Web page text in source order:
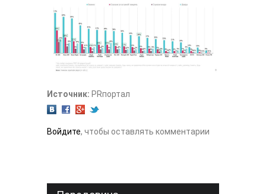
Источник: PRпортал
Войдите, чтобы оставлять комментарии